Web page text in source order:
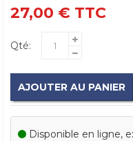
27,00 € TTC
Qté:
AJOUTER AU PANIER
Disponible en ligne,